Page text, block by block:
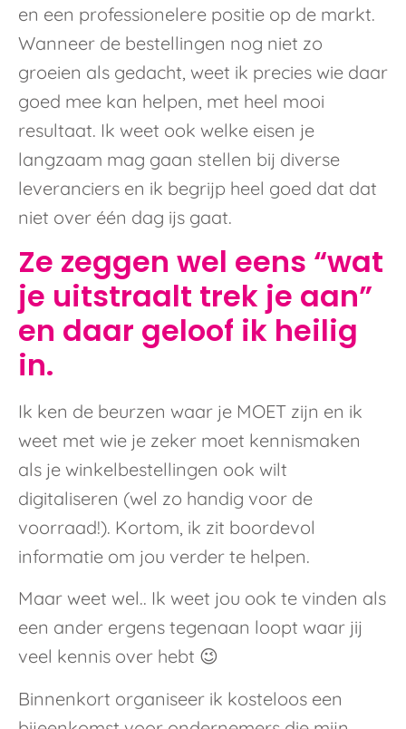
en een professionelere positie op de markt.
Wanneer de bestellingen nog niet zo
groeien als gedacht, weet ik precies wie daar
goed mee kan helpen, met heel mooi
resultaat. Ik weet ook welke eisen je
langzaam mag gaan stellen bij diverse
leveranciers en ik begrijp heel goed dat dat
niet over één dag ijs gaat.
Ze zeggen wel eens “wat
je uitstraalt trek je aan”
en daar geloof ik heilig
in.
Ik ken de beurzen waar je MOET zijn en ik
weet met wie je zeker moet kennismaken
als je winkelbestellingen ook wilt
digitaliseren (wel zo handig voor de
voorraad!). Kortom, ik zit boordevol
informatie om jou verder te helpen.
Maar weet wel.. Ik weet jou ook te vinden als
een ander ergens tegenaan loopt waar jij
veel kennis over hebt 😉
Binnenkort organiseer ik kosteloos een